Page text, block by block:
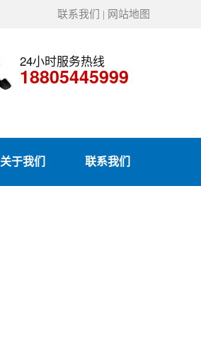
联系我们 | 网站地图
24小时服务热线
18805445999
关于我们 联系我们